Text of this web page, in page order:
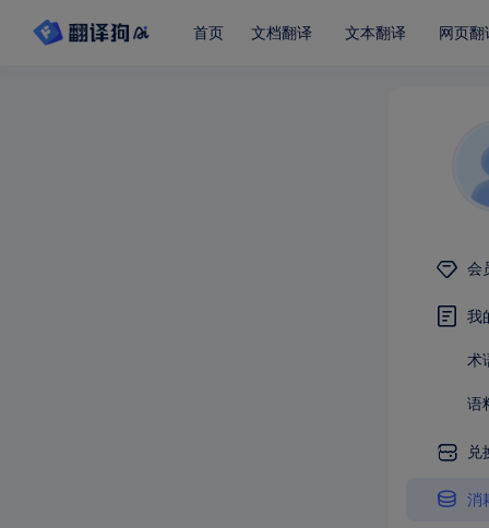
首页 文档翻译 文本翻译 网页翻
会
我
术
语
兑
消